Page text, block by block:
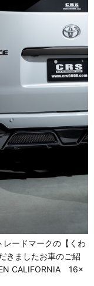
ードマークの【くわ
きましたお車のご紹
CALIFORNIA 16×